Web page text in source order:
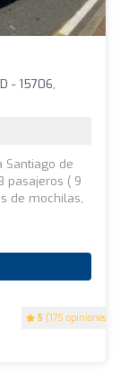
5 (175 opiniones)
- 15706,
Santiago de
pasajeros ( 9
de mochilas,